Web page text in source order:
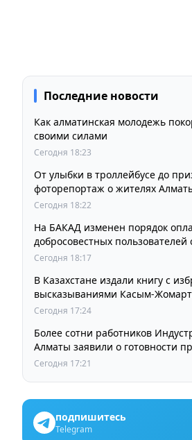
Последние новости
Как алматинская молодежь
своими силами
Сегодня 18:23
От улыбки в троллейбусе до
фоторепортаж о жителях
Сегодня 18:22
На БАКАД изменен порядок
добросовестных пользователей
остается прежней
Сегодня 18:17
В Казахстане издали книгу с
высказываниями Касым-
Сегодня 17:24
Более сотни работников
Алматы заявили о готовности
выборах членов Курылтая
Сегодня 17:21
подпишитесь
Telegram